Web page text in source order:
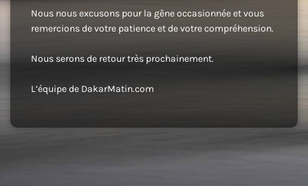
Nous nous excusons pour la gêne occasionnée et vous
remercions de votre patience et de votre compréhension.
Nous serons de retour très prochainement.
L’équipe de DakarMatin.com